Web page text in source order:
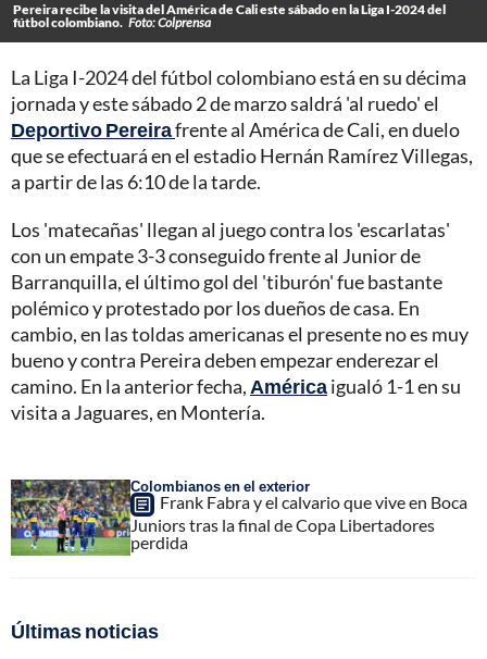
Pereira recibe la visita del América de Cali este sábado en la Liga I-2024 del
fútbol colombiano. Foto: Colprensa
La Liga I-2024 del fútbol colombiano está en su décima
jornada y este sábado 2 de marzo saldrá 'al ruedo' el
Deportivo Pereirafrente al América de Cali, en duelo
que se efectuará en el estadio Hernán Ramírez Villegas,
a partir de las 6:10 de la tarde.
Los 'matecañas' llegan al juego contra los 'escarlatas'
con un empate 3-3 conseguido frente al Junior de
Barranquilla, el último gol del 'tiburón' fue bastante
polémico y protestado por los dueños de casa. En
cambio, en las toldas americanas el presente no es muy
bueno y contra Pereira deben empezar enderezar el
camino. En la anterior fecha, Américaigualó 1-1 en su
visita a Jaguares, en Montería.
Colombianos en el exterior
Frank Fabra y el calvario que vive en Boca
Juniors tras la final de Copa Libertadores
perdida
Últimas noticias